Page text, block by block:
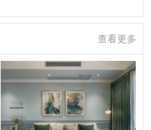
查看更多